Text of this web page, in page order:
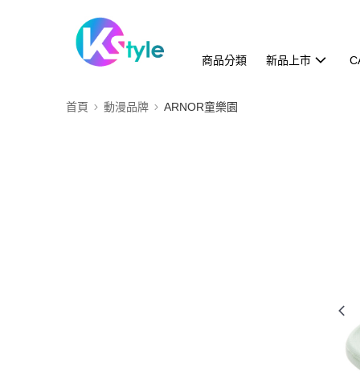
商品分類 新品上市
首頁 動漫品牌 ARNOR童樂園